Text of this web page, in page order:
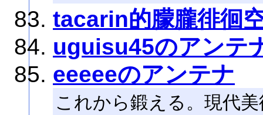
tacarin的朦朧徘徊
uguisu45のアンテ
eeeeeのアンテナ
これから鍛える。現代美